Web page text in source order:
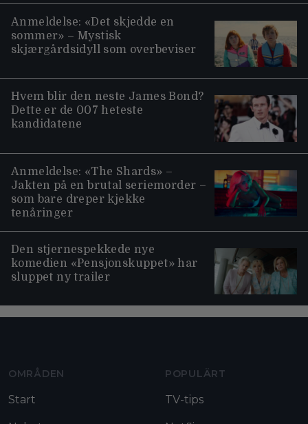
Anmeldelse: «Det skjedde en
sommer» – Mystisk
skjærgårdsidyll som overbeviser
Hvem blir den neste James Bond?
Dette er de 007 heteste
kandidatene
Anmeldelse: «The Shards» –
Jakten på en brutal seriemorder –
som bare dreper kjekke
tenåringer
Den stjernespekkede nye
komedien «Pensjonskuppet» har
sluppet ny trailer
OMRÅDEN
Start
POPULÄRT
TV-tips